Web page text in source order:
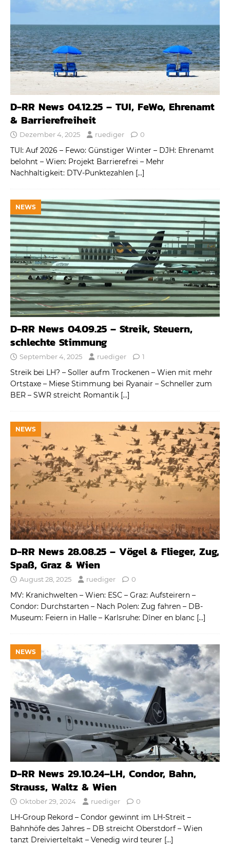
D-RR News 04.12.25 – TUI, FeWo, Ehrenamt
& Barrierefreiheit
Dezember 4, 2025 ruediger 0
TUI: Auf 2026 – Fewo: Günstiger Winter – DJH: Ehrenamt
belohnt – Wien: Projekt Barrierefrei – Mehr
Nachhaltigkeit: DTV-Punktezahlen […]
NEWS
D-RR News 04.09.25 – Streik, Steuern,
schlechte Stimmung
September 4, 2025 ruediger 1
Streik bei LH? – Soller aufm Trockenen – Wien mit mehr
Ortstaxe – Miese Stimmung bei Ryanair – Schneller zum
BER – SWR streicht Romantik […]
NEWS
D-RR News 28.08.25 – Vögel & Flieger, Zug,
Spaß, Graz & Wien
August 28, 2025 ruediger 0
MV: Kranichwelten – Wien: ESC – Graz: Aufsteirern –
Condor: Durchstarten – Nach Polen: Zug fahren – DB-
Museum: Feiern in Halle – Karlsruhe: Dîner en blanc […]
NEWS
D-RR News 29.10.24–LH, Condor, Bahn,
Strauss, Waltz & Wien
Oktober 29, 2024 ruediger 0
LH-Group Rekord – Condor gewinnt im LH-Streit –
Bahnhöfe des Jahres – DB streicht Oberstdorf – Wien
tanzt Dreivierteltakt – Venedig wird teurer […]